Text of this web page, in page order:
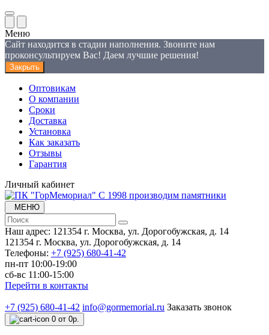
Меню
Сайт находится в стадии наполнения. Звоните нам
проконсультируем Вас! Даем лучшие решения!
Закрыть
Оптовикам
О компании
Сроки
Доставка
Установка
Как заказать
Отзывы
Гарантия
Личный кабинет
С 1998 производим памятники
МЕНЮ
Наш адрес: 121354 г. Москва, ул. Дорогобужская, д. 14
121354 г. Москва, ул. Дорогобужская, д. 14
Телефоны: +7 (925) 680-41-42
пн-пт 10:00-19:00
сб-вс 11:00-15:00
Перейти в контакты
+7 (925) 680-41-42 info@gormemorial.ru Заказать звонок
0 от 0р.